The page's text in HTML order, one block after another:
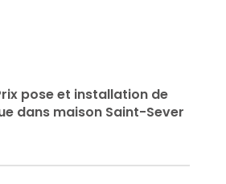
pose et installation de
dans maison Saint-Sever